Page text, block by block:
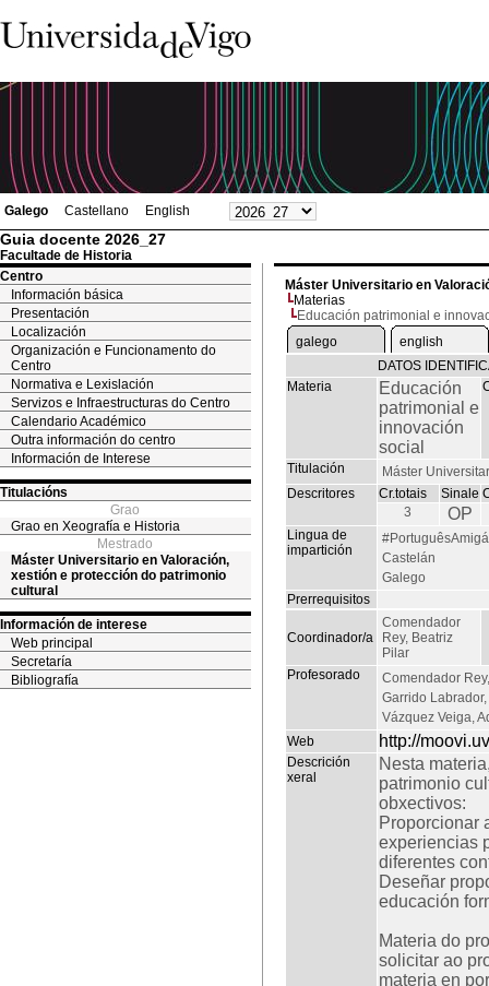
Galego Castellano English
Guia docente 2026_27
Facultade de Historia
Centro
Información básica
Presentación
Localización
Organización e Funcionamento do
Centro
Normativa e Lexislación
Servizos e Infraestructuras do Centro
Calendario Académico
Outra información do centro
Información de Interese
Titulacións
Grao
Grao en Xeografía e Historia
Mestrado
Máster Universitario en Valoración,
xestión e protección do patrimonio
cultural
Información de interese
Web principal
Secretaría
Bibliografía
Máster Universitario en
Materias
Educación patrimonial e
galego
english
DATOS
Materia
Educación
patrimonial e
innovación
social
Titulación
Máster
Descritores
Cr.totais Sinale
3
OP
Lingua de
impartición
Castelán
Galego
Prerrequisitos
Coordinador/a
Comendador
Rey, Beatriz
Pilar
Profesorado
Comendador
Garrido
Vázquez Veiga,
Web
http://
Descrición
xeral
Nesta
patrimonio
obxectivos:
Proporcionar
experiencias
diferentes
Deseñar
educación
Materia do
solicitar ao
materia en